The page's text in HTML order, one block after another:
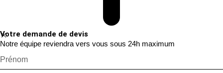
Votre demande de devis
Notre équipe reviendra vers vous sous 24h maximum